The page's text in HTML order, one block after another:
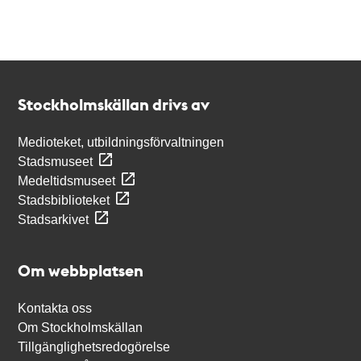
Stockholmskällan drivs av
Medioteket, utbildningsförvaltningen
Stadsmuseet
Medeltidsmuseet
Stadsbiblioteket
Stadsarkivet
Om webbplatsen
Kontakta oss
Om Stockholmskällan
Tillgänglighetsredogörelse